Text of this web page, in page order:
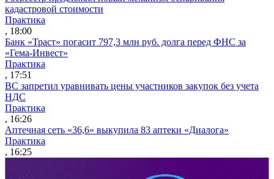
кадастровой стоимости
Практика
, 18:00
Банк «Траст» погасит 797,3 млн руб. долга перед ФНС за
«Гема-Инвест»
Практика
, 17:51
ВС запретил уравнивать цены участников закупок без учета
НДС
Практика
, 16:26
Аптечная сеть «36,6» выкупила 83 аптеки «Диалога»
Практика
, 16:25